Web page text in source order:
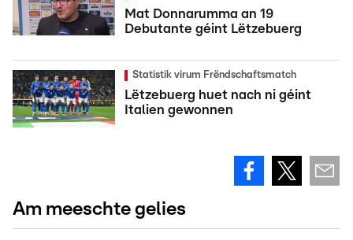
Mat Donnarumma an 19
Debutante géint Lëtzebuerg
Statistik virum Frëndschaftsmatch
Lëtzebuerg huet nach ni géint
Italien gewonnen
Am meeschte gelies